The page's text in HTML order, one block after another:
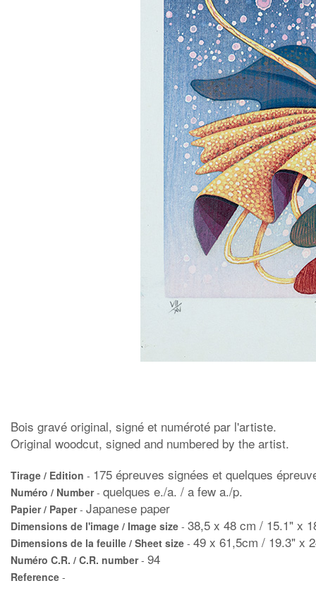
Bois gravé original, signé et numéroté par l'artiste.
Original woodcut, signed and numbered by the artist.
Tirage / Edition - 175 épreuves signées et quelques
Numéro / Number- quelques e./a. / a few a./p.
Papier / Paper- Japanese paper
Dimensions de l'image / Image size - 38,5 x 48 cm / 15.1" x
Dimensions de la feuille / Sheet size - 49 x 61,5cm / 19.3" x
Numéro C.R. / C.R. number- 94
Reference -